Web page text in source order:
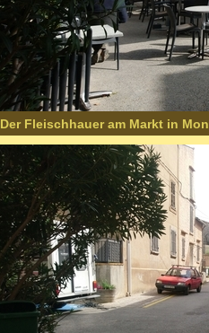
Der Fleischhauer am Markt in